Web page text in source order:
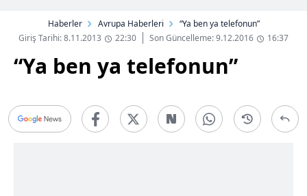
Haberler Avrupa Haberleri
“Ya ben ya telefonun”
Giriş Tarihi: 8.11.2013
22:30 Son Güncelleme: 9.12.2016 16:37
“Ya ben ya telefonun”